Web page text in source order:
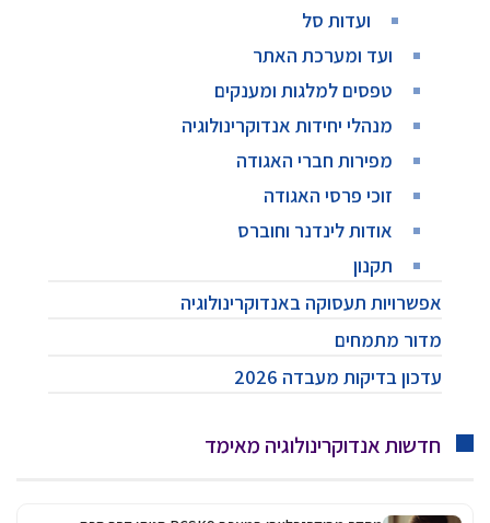
ועדות סל
ועד ומערכת האתר
טפסים למלגות ומענקים
מנהלי יחידות אנדוקרינולוגיה
מפירות חברי האגודה
זוכי פרסי האגודה
אודות לינדנר וחוברס
תקנון
אפשרויות תעסוקה באנדוקרינולוגיה
מדור מתמחים
עדכון בדיקות מעבדה 2026
חדשות אנדוקרינולוגיה מאימד